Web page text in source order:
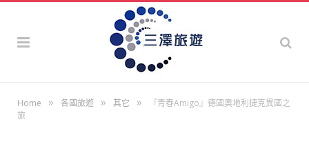
Home » 各國旅遊 » 其它 »
『青春Amigo』德國奧地利捷克異國之
旅